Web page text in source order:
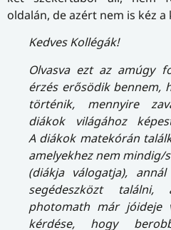
oldalán, de azért nem is kéz a
Kedves Kollégák!
Olvasva ezt az amúgy
érzés erősödik bennem,
történik, mennyire
diákok világához
A diákok matekórán
amelyekhez nem mindig/
(diákja válogatja),
segédeszközt
photomath már jóideje
kérdése, hogy